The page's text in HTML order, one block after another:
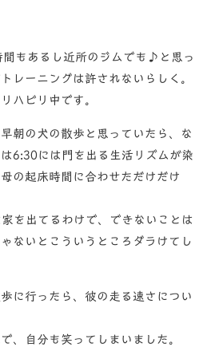
もあるし近所のジムでも♪と思っ
レーニングは許されないらしく。
ハビリ中です。
朝の犬の散歩と思っていたら、な
6:30には門を出る生活リズムが染
の起床時間に合わせただけだけ
を出てるわけで、できないことは
ないとこういうところダラけてし
に行ったら、彼の走る速さについ
、自分も笑ってしまいました。